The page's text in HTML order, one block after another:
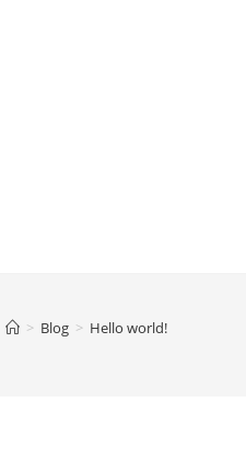
> Blog > Hello world!